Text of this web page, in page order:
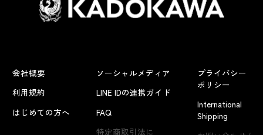
よくあるお問い合わせ
会社概要
利用規約
はじめての方へ
ソーシャルメディア
LINE IDの連携ガイド
FAQ
特定商取引法に
プライバシー
ポリシー
International
Shipping